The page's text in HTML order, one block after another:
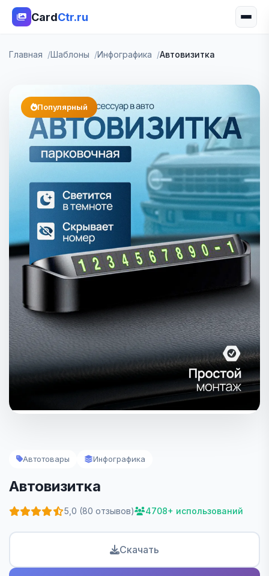
CardCtr.ru
Главная Шаблоны Инфографика Автовизитка
Популярный
Автотовары Инфографика
Автовизитка
5,0 (80 отзывов) 4708+ использований
Скачать